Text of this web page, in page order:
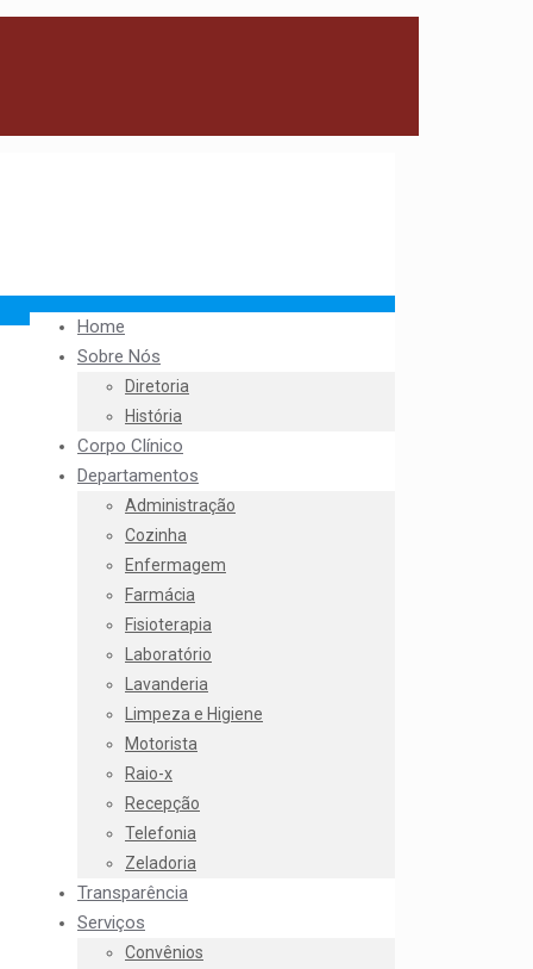
Home
Sobre Nós
Diretoria
História
Corpo Clínico
Departamentos
Administração
Cozinha
Enfermagem
Farmácia
Fisioterapia
Laboratório
Lavanderia
Limpeza e Higiene
Motorista
Raio-x
Recepção
Telefonia
Zeladoria
Transparência
Serviços
Convênios